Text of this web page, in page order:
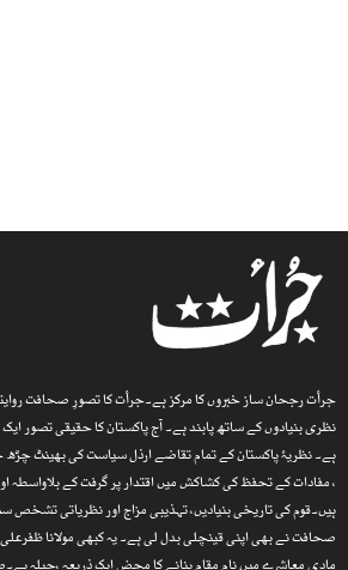
جرأت رجحان ساز خبروں کا مرکز ہے۔جرأت کا تصورِ صحافت
نظری بنیادوں کے ساتھ پابند ہے۔ آج پاکستان کا حقیقی تصور
ہے۔ نظریۂ پاکستان کے تمام تقاضے ارذل سیاست کی بھینٹ
، مفادات کے تحفظ کی کشاکش میں اقتدار پر گرفت کے بلاواسطہ
ہیں۔قوم کی تاریخی بنیادیں، تہذیبی مزاج اور نظریاتی
صحافت نے بھی اپنی قینچلی بدل لی ہے۔ یہ کبھی مولانا